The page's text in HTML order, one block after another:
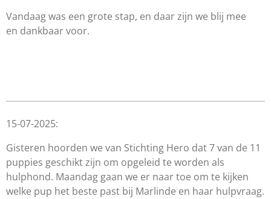
Vandaag was een grote stap, en daar zijn we blij mee
en dankbaar voor.
15-07-2025:
Gisteren hoorden we van Stichting Hero dat 7 van de 11
puppies geschikt zijn om opgeleid te worden als
hulphond. Maandag gaan we er naar toe om te kijken
welke pup het beste past bij Marlinde en haar hulpvraag.